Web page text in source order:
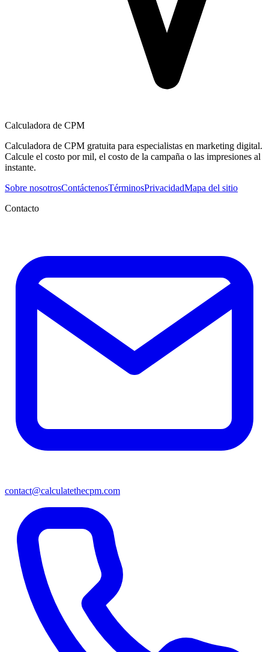
Calculadora de CPM
Calculadora de CPM gratuita para especialistas en marketing digital.
Calcule el costo por mil, el costo de la campaña o las impresiones al
instante.
Sobre nosotrosContáctenosTérminosPrivacidadMapa del sitio
Contacto
contact@calculatethecpm.com